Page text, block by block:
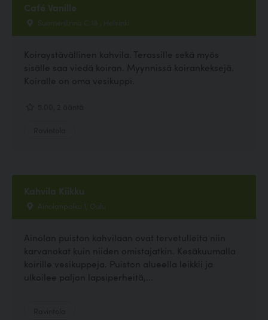
Café Vanille
Suomenlinna C 18 , Helsinki
Koiraystävällinen kahvila. Terassille sekä myös
sisälle saa viedä koiran. Myynnissä koirankeksejä.
Koiralle on oma vesikuppi.
Kahvila Kiikku
Ainolanpolku 1, Oulu
Ainolan puiston kahvilaan ovat tervetulleita niin
karvanokat kuin niiden omistajatkin. Kesäkuumalla
koirille vesikuppeja. Puiston alueella leikkii ja
ulkoilee paljon lapsiperheitä,...